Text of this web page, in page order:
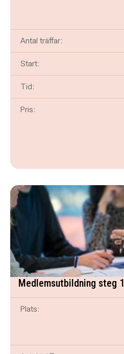
Antal träffar:
Start:
Tid:
Pris:
Medlemsutbildning steg 1
Plats: